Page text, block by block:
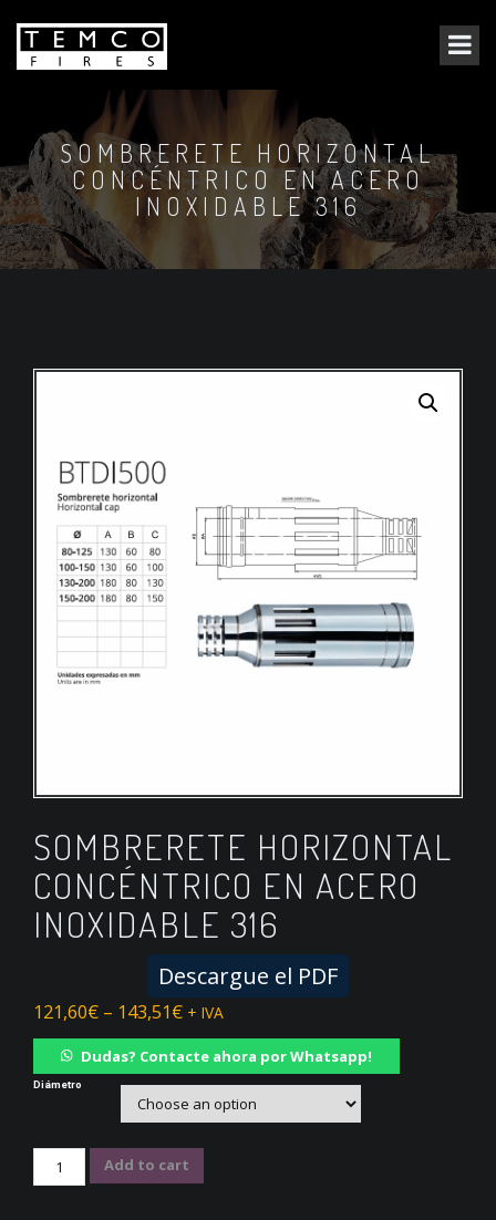
SOMBRERETE HORIZONTAL
CONCÉNTRICO EN ACERO
INOXIDABLE 316
SOMBRERETE HORIZONTAL
CONCÉNTRICO EN ACERO
INOXIDABLE 316
Descargue el PDF
121,60€ – 143,51€ + IVA
Dudas? Contacte ahora por Whatsapp!
Diámetro
Sombrerete
Horizontal
Add to cart